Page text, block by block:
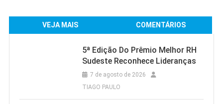
VEJA MAIS COMENTÁRIOS
5ª Edição Do Prêmio Melhor RH
Sudeste Reconhece Lideranças
7 de agosto de 2026
TIAGO PAULO